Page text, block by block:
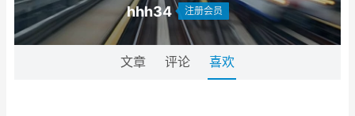
hhh34 注册会员
文章 评论 喜欢